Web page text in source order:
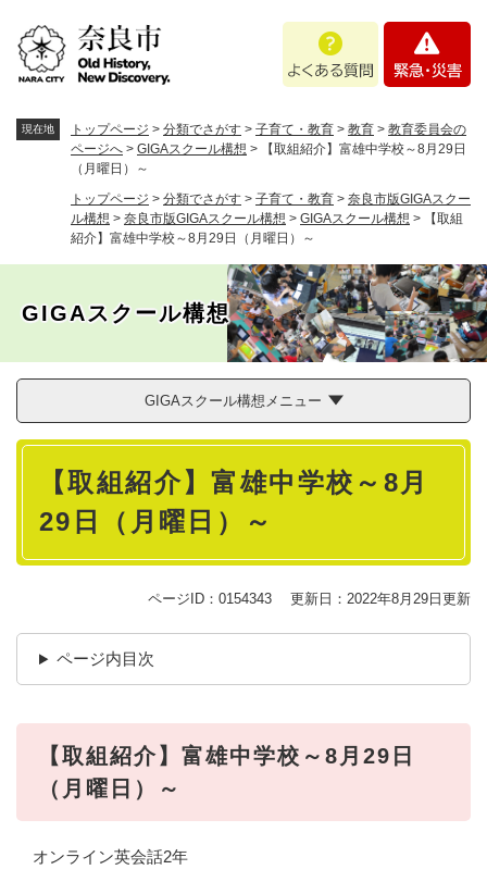
あ
問
・
現在地 トップページ > 分類でさがす > 子育て・教育 > 教育 > 教育委員会の
ページへ > GIGAスクール構想 >
【取組紹介】富雄中学校～8月29日
（月曜日）～
トップページ > 分類でさがす > 子育て・教育 > 奈良市版GIGAスクー
ル構想 > 奈良市版GIGAスクール構想 > GIGAスクール構想 >
【取組
紹介】富雄中学校～8月29日（月曜日）～
GIGAスクール構想
GIGAスクール構想メニュー
本
【取組紹介】富雄中学校～8月
29日（月曜日）～
ページID：0154343 更新日：2022年8月29日更新
ページ内目次
【取組紹介】富雄中学校～8月29日
（月曜日）～
オンライン英会話2年